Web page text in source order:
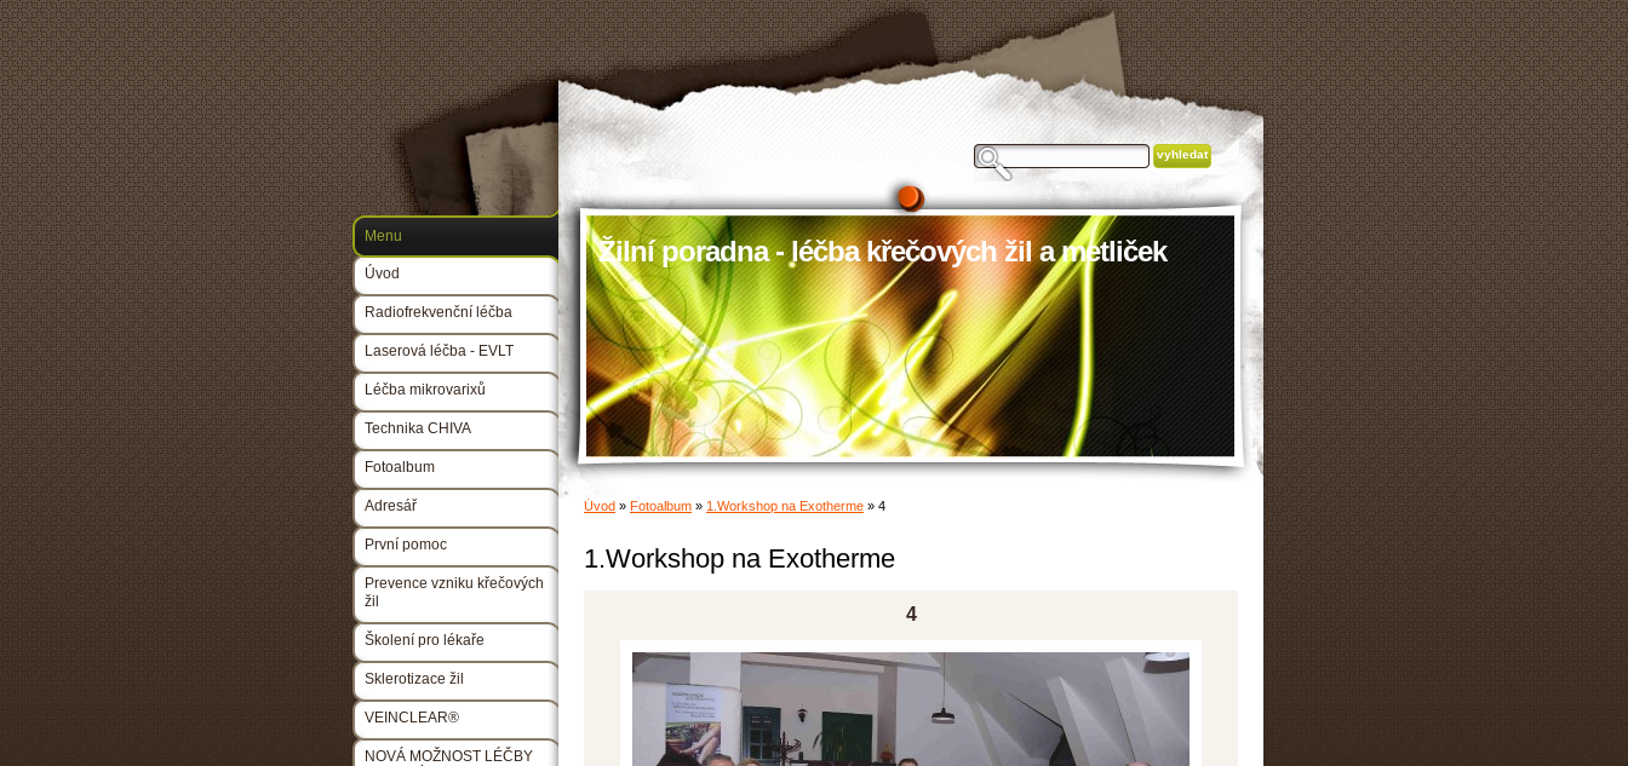
Žilní poradna - léčba křečových žil a metliček
Úvod » Fotoalbum » 1.Workshop na Exotherme » 4
1.Workshop na Exotherme
4
Menu
Úvod
Radiofrekvenční léčba
Laserová léčba - EVLT
Léčba mikrovarixů
Technika CHIVA
Fotoalbum
Adresář
První pomoc
Prevence vzniku křečových
žil
Školení pro lékaře
Sklerotizace žil
VEINCLEAR®
NOVÁ MOŽNOST LÉČBY